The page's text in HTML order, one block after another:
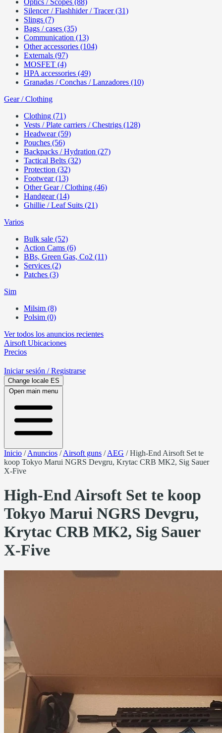
Optics / Scopes (88)
Silencer / Flashhider / Tracer (31)
Slings (7)
Bags / cases (35)
Communication (13)
Other accessories (104)
Externals (97)
MOSFET (4)
HPA accessories (49)
Granadas / Conchas / Lanzadores (10)
Gear / Clothing
Clothing (71)
Vests / Plate carriers / Chestrigs (128)
Headwear (59)
Pouches (56)
Backpacks / Hydration (27)
Tactical Belts (32)
Protection (32)
Footwear (13)
Other Gear / Clothing (46)
Handgear (14)
Ghillie / Leaf Suits (21)
Varios
Bulk sale (52)
Action Cams (6)
BBs, Green Gas, Co2 (11)
Services (2)
Patches (3)
Sim
Milsim (8)
Polsim (0)
Ver todos los anuncios recientes
Airsoft Ubicaciones
Precios
Iniciar sesión / Registrarse
Change locale ES
Open main menu
Inicio /Anuncios /Airsoft guns /AEG /High-End Airsoft Set te
koop Tokyo Marui NGRS Devgru, Krytac CRB MK2, Sig Sauer
X-Five
High-End Airsoft Set te koop
Tokyo Marui NGRS Devgru,
Krytac CRB MK2, Sig Sauer
X-Five